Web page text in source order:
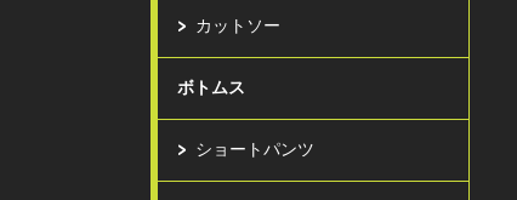
カットソー
ボトムス
ショートパンツ